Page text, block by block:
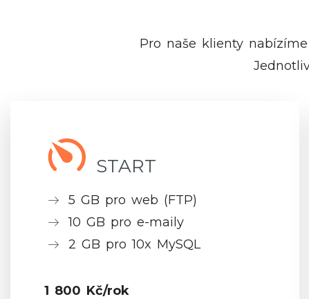
Pro naše klienty
START
5 GB pro web (FTP)
10 GB pro e-maily
2 GB pro 10x MySQL
1 800 Kč/rok